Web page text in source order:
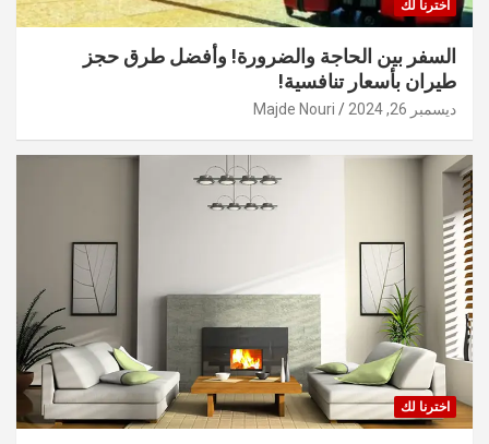
اخترنا لك
السفر بين الحاجة والضرورة! وأفضل طرق حجز
طيران بأسعار تنافسية!
ديسمبر 26, 2024 Majde Nouri
اخترنا لك